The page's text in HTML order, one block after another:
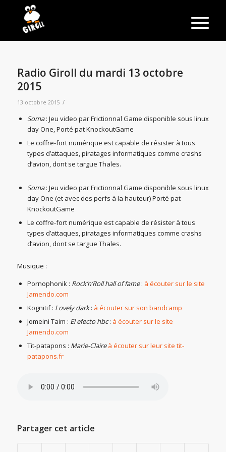
Radio Giroll du mardi 13 octobre
2015
13 octobre 2015 /
Soma: Jeu video par Frictionnal Game disponible sous linux
day One, Porté pat KnockoutGame
Le coffre-fort numérique est capable de résister à tous
types d’attaques, piratages informatiques comme crashs
d’avion, dont se targue Thales.
Soma: Jeu video par Frictionnal Game disponible sous linux
day One (et avec des perfs à la hauteur) Porté pat
KnockoutGame
Le coffre-fort numérique est capable de résister à tous
types d’attaques, piratages informatiques comme crashs
d’avion, dont se targue Thales.
Musique :
Pornophonik : Rock’n’Roll hall of fame: à écouter sur le site
Jamendo.com
Kognitif : Lovely dark: à écouter sur son bandcamp
Jomeini Taim : El efecto hbc: à écouter sur le site
Jamendo.com
Tit-patapons : Marie-Claire à écouter sur leur site tit-
patapons.fr
Partager cet article